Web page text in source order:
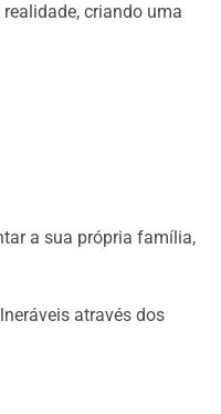
criando uma
a sua própria família,
através dos